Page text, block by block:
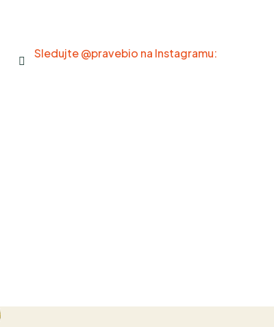
Sledujte @pravebio na Instagramu: